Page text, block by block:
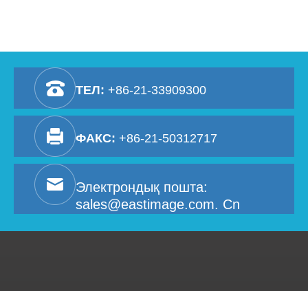
ТЕЛ: +86-21-33909300
ФАКС: +86-21-50312717
Электрондық пошта:
sales@eastimage.com. Cn